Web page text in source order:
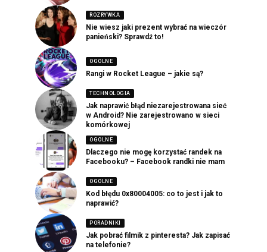
ROZRYWKA
Nie wiesz jaki prezent wybrać na wieczór
panieński? Sprawdź to!
OGOLNE
Rangi w Rocket League – jakie są?
TECHNOLOGIA
Jak naprawić błąd niezarejestrowana sieć
w Android? Nie zarejestrowano w sieci
komórkowej
OGOLNE
Dlaczego nie mogę korzystać randek na
Facebooku? – Facebook randki nie mam
OGOLNE
Kod błędu 0x80004005: co to jest i jak to
naprawić?
PORADNIKI
Jak pobrać filmik z pinteresta? Jak zapisać
na telefonie?